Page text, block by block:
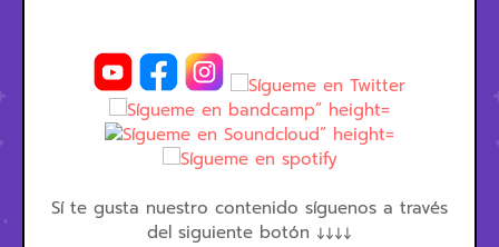
Sí te gusta nuestro contenido síguenos a través
del siguiente botón ↓↓↓↓